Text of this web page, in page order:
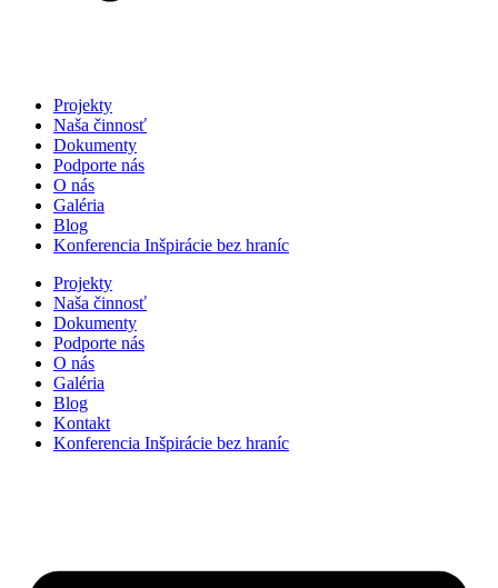
Projekty
Naša činnosť
Dokumenty
Podporte nás
O nás
Galéria
Blog
Konferencia Inšpirácie bez hraníc
Projekty
Naša činnosť
Dokumenty
Podporte nás
O nás
Galéria
Blog
Kontakt
Konferencia Inšpirácie bez hraníc